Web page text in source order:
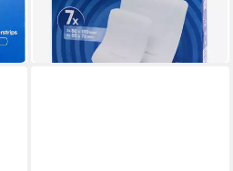
(1,49 €/ 1 Stk)
-40%
in 4-5 Werktagen bei dir